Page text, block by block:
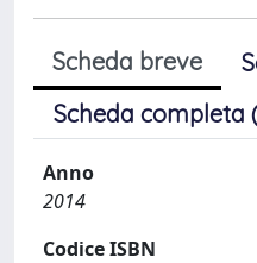
Scheda breve
Scheda completa
Anno
2014
Codice ISBN